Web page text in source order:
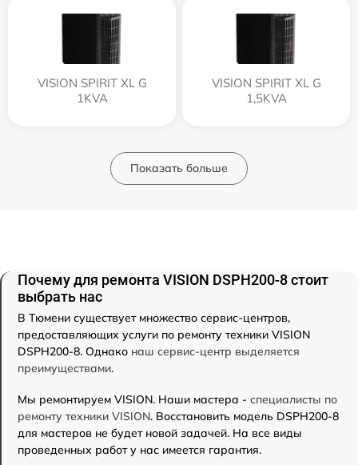
VISION SPIRIT XL G
1KVA
VISION SPIRIT XL G
1,5KVA
Показать больше
Почему для ремонта VISION DSPH200-8 стоит
выбрать нас
В Тюмени существует множество сервис-центров,
предоставляющих услуги по ремонту техники VISION
DSPH200-8. Однако наш сервис-центр выделяется
преимуществами.
Мы ремонтируем VISION. Наши мастера - специалисты по
ремонту техники VISION. Восстановить модель DSPH200-8
для мастеров не будет новой задачей. На все виды
проведенных работ у нас имеется гарантия.